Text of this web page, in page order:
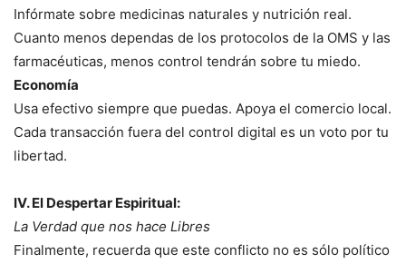
Infórmate sobre medicinas naturales y nutrición real.
Cuanto menos dependas de los protocolos de la OMS y las
farmacéuticas, menos control tendrán sobre tu miedo.
Economía
Usa efectivo siempre que puedas. Apoya el comercio local.
Cada transacción fuera del control digital es un voto por tu
libertad.
IV. El Despertar Espiritual:
La Verdad que nos hace Libres
Finalmente, recuerda que este conflicto no es sólo político